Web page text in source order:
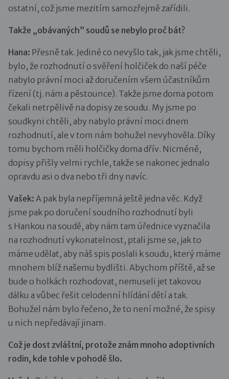
ostatní, což jsme mezitím samozřejmě zařídili.
Takže „obávaných” soudů se nebylo proč bát?
Hana: Přesně tak. Jediné co nevyšlo tak, jak jsme chtěli,
bylo, že rozhodnutí o svěření holčiček do naší péče
nabylo právní moci až doručením všem účastníkům
řízení (tj. nám a pěstounce). Takže jsme doma potom
čekali netrpělivě na dopisy ze soudu. My jsme po
soudkyni chtěli, aby nabylo právní moci dnem
rozhodnutí, ale v tom nám bohužel nevyhověla. Díky
tomu bychom měli holčičky doma dřív. Nicméně,
dopisy přišly velmi rychle, takže se nakonec jednalo
opravdu asi o dva nebo tři dny navíc.
Vašek: A pak byla nepříjemná ještě jedna věc. Když
jsme pak po doručení soudního rozhodnutí byli
s Hankou na soudě, aby nám tam úřednice vyznačila
na rozhodnutí vykonatelnost, ptali jsme se, jak to
máme udělat, aby náš spis poslali k soudu, který máme
mnohem blíž našemu bydlišti. Abychom příště, až se
bude o holkách rozhodovat, nemuseli jet takovou
dálku a vůbec řešit celodenní hlídání dětí a tak.
Bohužel nám bylo řečeno, že to není možné, že spisy
u nich nepředávají jinam.
Což je dost zvláštní, protože znám mnoho adoptivních
rodin, kde tohle v pohodě šlo.